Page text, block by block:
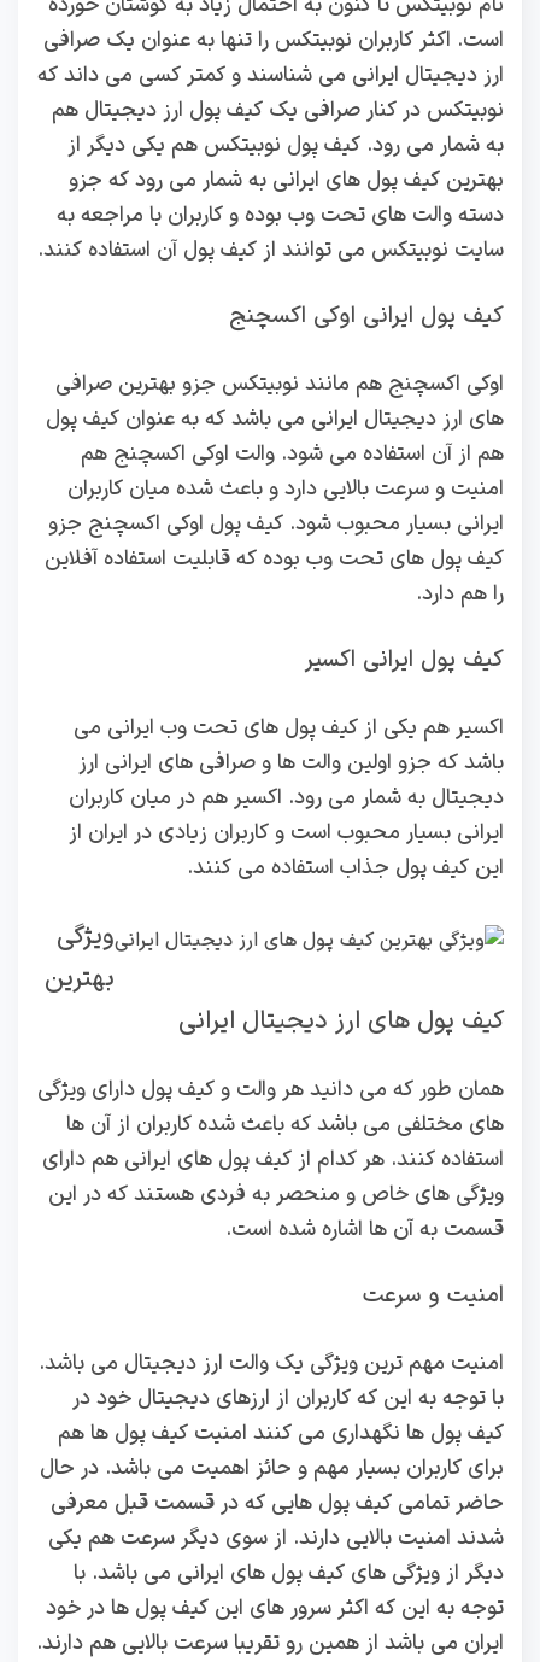
است. اکثر کاربران نوبیتکس را تنها به عنوان یک صرافی
ارز دیجیتال ایرانی می شناسند و کمتر کسی می داند که
نوبیتکس در کنار صرافی یک کیف پول ارز دیجیتال هم
به شمار می رود. کیف پول نوبیتکس هم یکی دیگر از
بهترین کیف پول های ایرانی به شمار می رود که جزو
دسته والت های تحت وب بوده و کاربران با مراجعه به
سایت نوبیتکس می توانند از کیف پول آن استفاده کنند.
کیف پول ایرانی اوکی اکسچنج
اوکی اکسچنج هم مانند نوبیتکس جزو بهترین صرافی
های ارز دیجیتال ایرانی می باشد که به عنوان کیف پول
هم از آن استفاده می شود. والت اوکی اکسچنج هم
امنیت و سرعت بالایی دارد و باعث شده میان کاربران
ایرانی بسیار محبوب شود. کیف پول اوکی اکسچنج جزو
کیف پول های تحت وب بوده که قابلیت استفاده آفلاین
را هم دارد.
کیف پول ایرانی اکسیر
اکسیر هم یکی از کیف پول های تحت وب ایرانی می
باشد که جزو اولین والت ها و صرافی های ایرانی ارز
دیجیتال به شمار می رود. اکسیر هم در میان کاربران
ایرانی بسیار محبوب است و کاربران زیادی در ایران از
این کیف پول جذاب استفاده می کنند.
ویژگی
بهترین
کیف پول های ارز دیجیتال ایرانی
همان طور که می دانید هر والت و کیف پول دارای ویژگی
های مختلفی می باشد که باعث شده کاربران از آن ها
استفاده کنند. هر کدام از کیف پول های ایرانی هم دارای
ویژگی های خاص و منحصر به فردی هستند که در این
قسمت به آن ها اشاره شده است.
امنیت و سرعت
امنیت مهم ترین ویژگی یک والت ارز دیجیتال می باشد.
با توجه به این که کاربران از ارزهای دیجیتال خود در
کیف پول ها نگهداری می کنند امنیت کیف پول ها هم
برای کاربران بسیار مهم و حائز اهمیت می باشد. در حال
حاضر تمامی کیف پول هایی که در قسمت قبل معرفی
شدند امنیت بالایی دارند. از سوی دیگر سرعت هم یکی
دیگر از ویژگی های کیف پول های ایرانی می باشد. با
توجه به این که اکثر سرور های این کیف پول ها در خود
ایران می باشد از همین رو تقریبا سرعت بالایی هم دارند.